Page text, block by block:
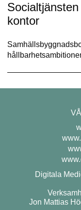
kontor
Digitala
Jon Mattias